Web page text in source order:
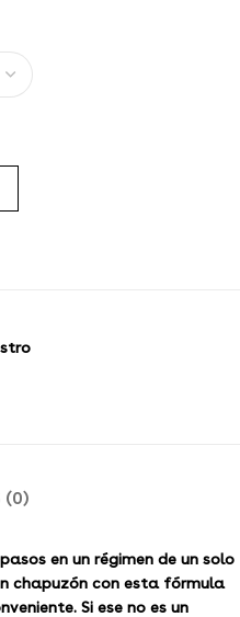
(0)
en un régimen de un solo
chapuzón con esta fórmula
Si ese no es un